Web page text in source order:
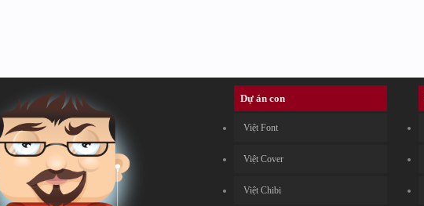
Dự án con
Việt Font
Việt Cover
Việt Chibi